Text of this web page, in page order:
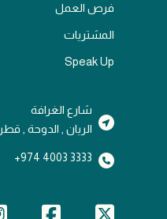
فرص العمل
المشتريات
Speak Up
شارع الغرافة
الريان , الدوحة , قطر
3333 4003 974+